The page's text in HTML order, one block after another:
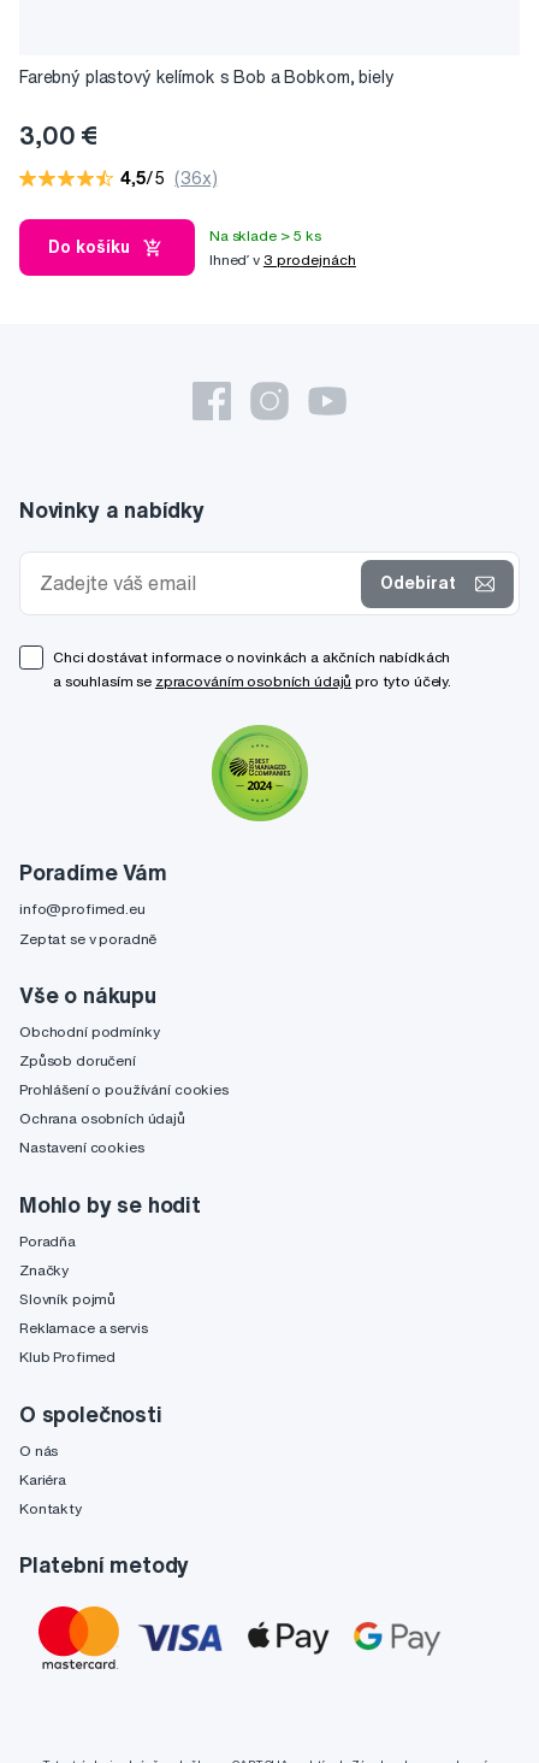
Farebný plastový kelímok s Bob a Bobkom, biely
3,00 €
4,5/5 (36x)
Do košíku
Na sklade > 5 ks
Ihneď v 3 prodejnách
Poradíme Vám
info@profimed.eu
Zeptat se v poradně
Vše o nákupu
Obchodní podmínky
Způsob doručení
Prohlášení o používání cookies
Ochrana osobních údajů
Nastavení cookies
Mohlo by se hodit
Poradňa
Značky
Slovník pojmů
Reklamace a servis
Klub Profimed
O společnosti
O nás
Kariéra
Kontakty
Platební metody
Novinky a nabídky
Odebírat
Chci dostávat informace o novinkách a akčních nabídkách
a souhlasím se zpracováním osobních údajů pro tyto účely.